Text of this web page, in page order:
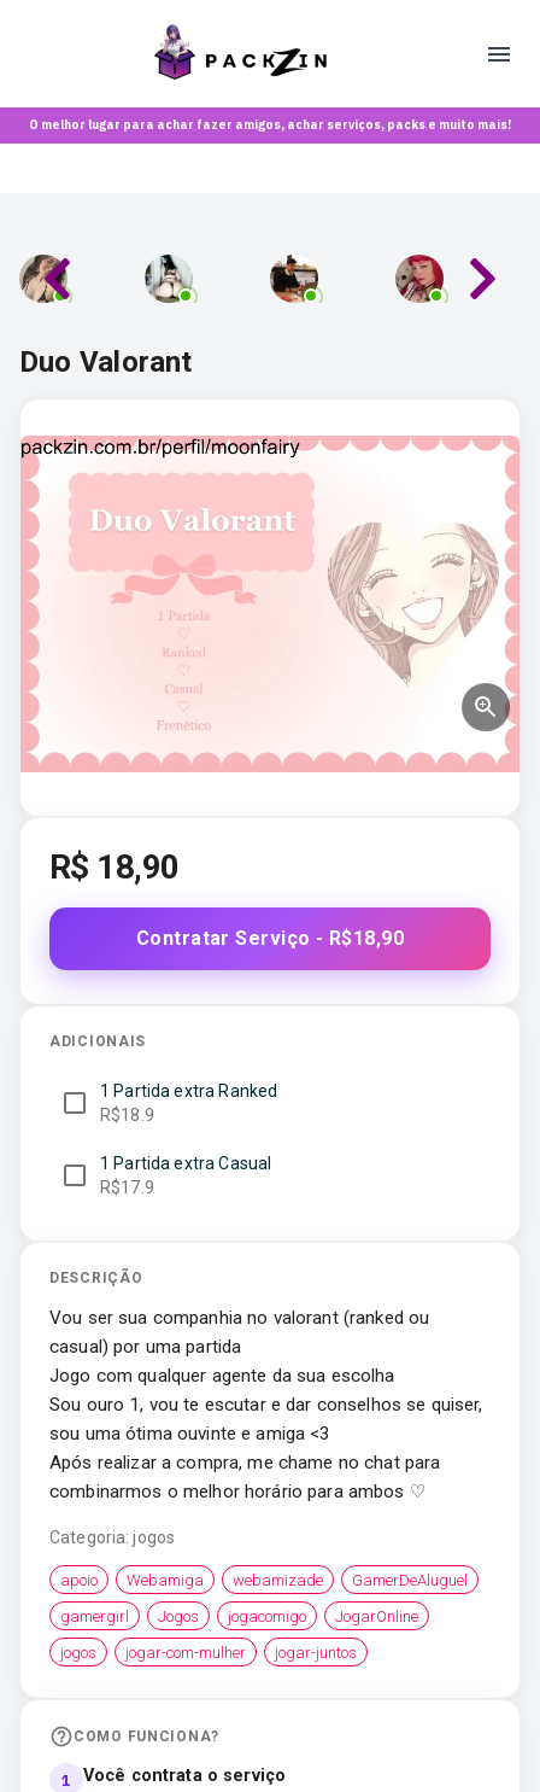
O melhor lugar para achar fazer amigos, achar serviços, packs e muito mais!
Duo Valorant
R$ 18,90
Contratar Serviço - R$18,90
ADICIONAIS
1 Partida extra Ranked
R$18.9
1 Partida extra Casual
R$17.9
DESCRIÇÃO
Vou ser sua companhia no valorant (ranked ou
casual) por uma partida
Jogo com qualquer agente da sua escolha
Sou ouro 1, vou te escutar e dar conselhos se quiser,
sou uma ótima ouvinte e amiga <3
Após realizar a compra, me chame no chat para
combinarmos o melhor horário para ambos ♡
Categoria:jogos
apoio Webamiga webamizade
GamerDeAluguel
gamergirl
Jogos jogacomigo
JogarOnline
jogos
jogar-com-mulher jogar-juntos
COMO FUNCIONA?
1 Você contrata o serviço